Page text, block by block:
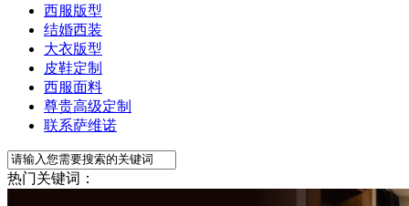
西服版型
结婚西装
大衣版型
皮鞋定制
西服面料
尊贵高级定制
联系萨维诺
热门关键词：